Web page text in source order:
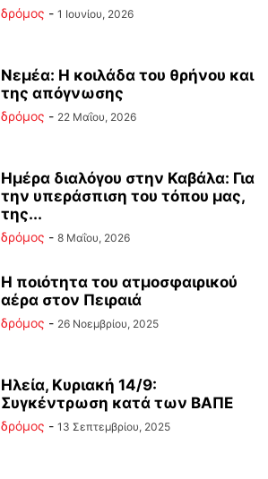
δρόμος - 1 Ιουνίου, 2026
Νεμέα: Η κοιλάδα του θρήνου και
της απόγνωσης
δρόμος - 22 Μαΐου, 2026
Ημέρα διαλόγου στην Καβάλα: Για
την υπεράσπιση του τόπου μας,
της...
δρόμος - 8 Μαΐου, 2026
Η ποιότητα του ατμοσφαιρικού
αέρα στον Πειραιά
δρόμος - 26 Νοεμβρίου, 2025
Ηλεία, Κυριακή 14/9:
Συγκέντρωση κατά των ΒΑΠΕ
δρόμος - 13 Σεπτεμβρίου, 2025